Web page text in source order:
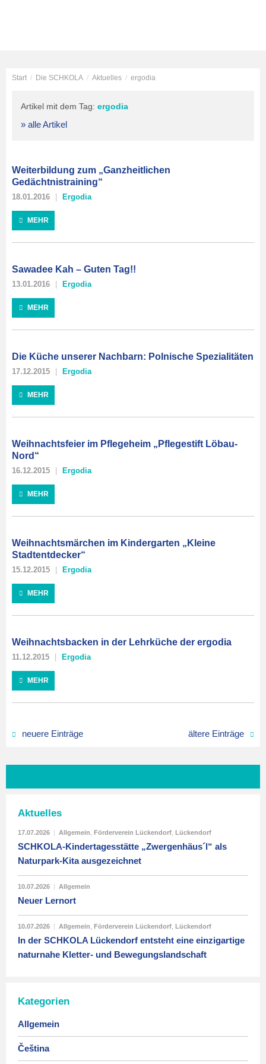
Start / Die SCHKOLA / Aktuelles / ergodia
Artikel mit dem Tag: ergodia
» alle Artikel
Weiterbildung zum „Ganzheitlichen
Gedächtnistraining“
18.01.2016 Ergodia
MEHR
Sawadee Kah – Guten Tag!!
13.01.2016 Ergodia
MEHR
Die Küche unserer Nachbarn: Polnische Spezialitäten
17.12.2015 Ergodia
MEHR
Weihnachtsfeier im Pflegeheim „Pflegestift Löbau-
Nord“
16.12.2015 Ergodia
MEHR
Weihnachtsmärchen im Kindergarten „Kleine
Stadtentdecker“
15.12.2015 Ergodia
MEHR
Weihnachtsbacken in der Lehrküche der ergodia
11.12.2015 Ergodia
MEHR
neuere Einträge ältere Einträge
Aktuelles
17.07.2026 | Allgemein Förderverein Lückendorf Lückendorf
SCHKOLA-Kindertagesstätte „Zwergenhäus´l“ als
Naturpark-Kita ausgezeichnet
10.07.2026 | Allgemein
Neuer Lernort
10.07.2026 | Allgemein Förderverein Lückendorf Lückendorf
In der SCHKOLA Lückendorf entsteht eine einzigartige
naturnahe Kletter- und Bewegungslandschaft
Kategorien
Allgemein
Čeština